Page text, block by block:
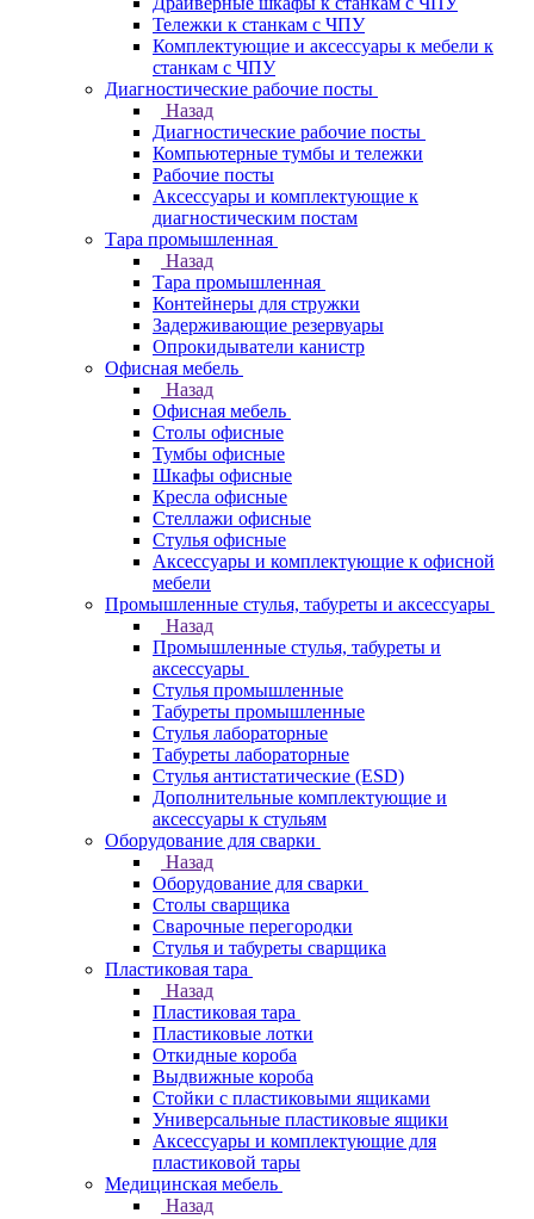
Тележки к станкам с ЧПУ
Комплектующие и аксессуары к мебели к
станкам с ЧПУ
Диагностические рабочие посты
Назад
Диагностические рабочие посты
Компьютерные тумбы и тележки
Рабочие посты
Аксессуары и комплектующие к
диагностическим постам
Тара промышленная
Назад
Тара промышленная
Контейнеры для стружки
Задерживающие резервуары
Опрокидыватели канистр
Офисная мебель
Назад
Офисная мебель
Столы офисные
Тумбы офисные
Шкафы офисные
Кресла офисные
Стеллажи офисные
Стулья офисные
Аксессуары и комплектующие к офисной
мебели
Промышленные стулья, табуреты и аксессуары
Назад
Промышленные стулья, табуреты и
аксессуары
Стулья промышленные
Табуреты промышленные
Стулья лабораторные
Табуреты лабораторные
Стулья антистатические (ESD)
Дополнительные комплектующие и
аксессуары к стульям
Оборудование для сварки
Назад
Оборудование для сварки
Столы сварщика
Сварочные перегородки
Стулья и табуреты сварщика
Пластиковая тара
Назад
Пластиковая тара
Пластиковые лотки
Откидные короба
Выдвижные короба
Стойки с пластиковыми ящиками
Универсальные пластиковые ящики
Аксессуары и комплектующие для
пластиковой тары
Медицинская мебель
Назад